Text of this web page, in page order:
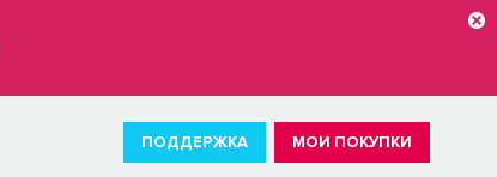
ПОДДЕРЖКА МОИ ПОКУПКИ